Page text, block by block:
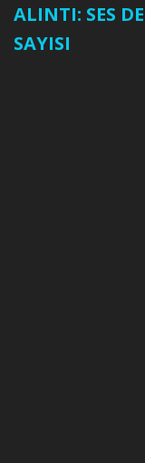
ALINTI: SES
SAYISI